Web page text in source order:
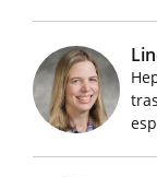
Imágenes de